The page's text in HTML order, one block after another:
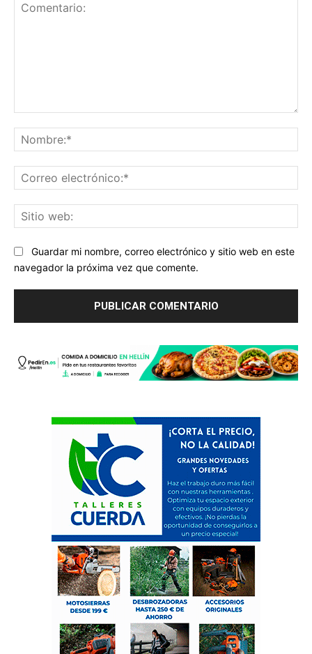
Guardar mi nombre, correo electrónico y sitio web en este
navegador la próxima vez que comente.